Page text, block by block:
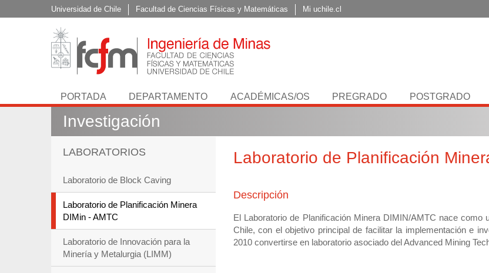
Universidad de Chile Facultad de Ciencias Físicas y Matemáticas Mi uchile.cl
PORTADA DEPARTAMENTO ACADÉMICAS/OS PREGRADO POSTGRADO
Investigación
LABORATORIOS
Laboratorio de Block Caving
Laboratorio de Planificación Minera
DIMin - AMTC
Laboratorio de Innovación para la
Minería y Metalurgia (LIMM)
Laboratorio de Planificación
Descripción
El Laboratorio de Planificación Minera DIMIN/AMTC nace
Chile, con el objetivo principal de facilitar la implementación e
2010 convertirse en laboratorio asociado del Advanced Mining